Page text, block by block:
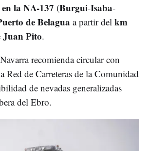
la NA-137 (Burgui-Isaba-
de Belagua a partir del km
Juan Pito.
recomienda circular con
Red de Carreteras de la Comunidad
de nevadas generalizadas
del Ebro.